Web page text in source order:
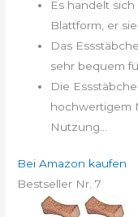
Es handelt
Blattform, er
Das
sehr bequem
Die
hochwertigem
Nutzung...
Bei Amazon kaufen
Bestseller Nr. 7